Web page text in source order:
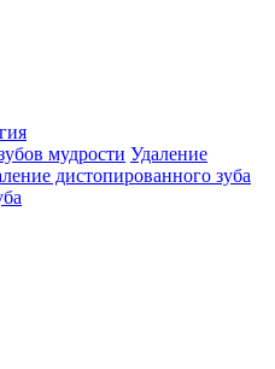
мудрости Удаление
дистопированного зуба